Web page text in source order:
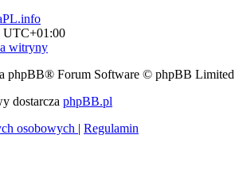
UTC+01:00
witryny
phpBB® Forum Software © phpBB Limited
dostarcza phpBB.pl
osobowych
Regulamin